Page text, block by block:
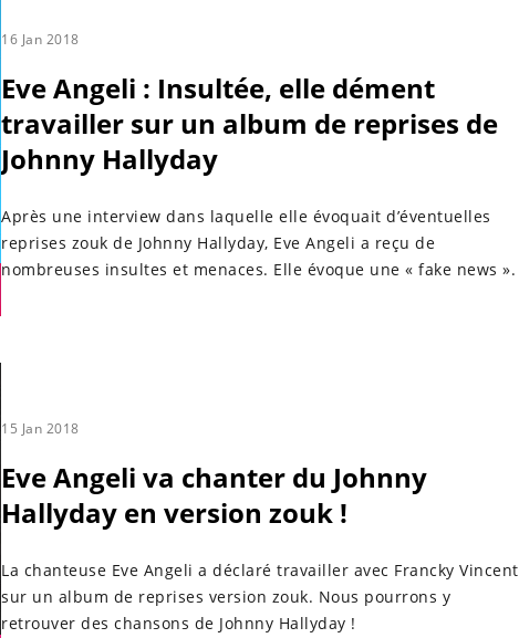
16 Jan 2018
Eve Angeli : Insultée, elle dément
travailler sur un album de reprises de
Johnny Hallyday
Après une interview dans laquelle elle évoquait d’éventuelles
reprises zouk de Johnny Hallyday, Eve Angeli a reçu de
nombreuses insultes et menaces. Elle évoque une « fake news ».
15 Jan 2018
Eve Angeli va chanter du Johnny
Hallyday en version zouk !
La chanteuse Eve Angeli a déclaré travailler avec Francky Vincent
sur un album de reprises version zouk. Nous pourrons y
retrouver des chansons de Johnny Hallyday !